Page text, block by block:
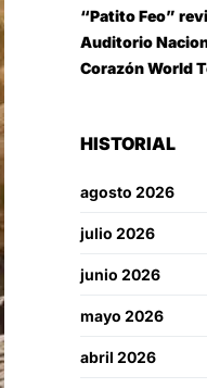
“Patito Feo”
Auditorio
Corazón World
HISTORIAL
agosto 2026
julio 2026
junio 2026
mayo 2026
abril 2026